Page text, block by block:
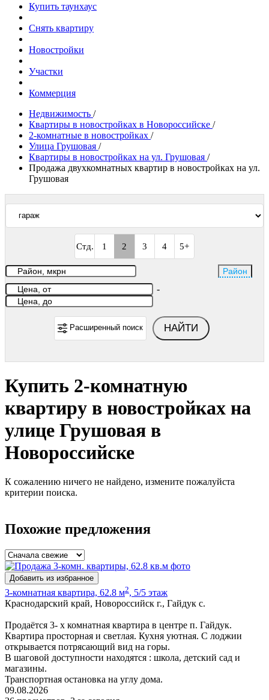
Купить таунхаус
Снять квартиру
Новостройки
Участки
Коммерция
Недвижимость /
Квартиры в новостройках в Новороссийске /
2-комнатные в новостройках /
Улица Грушовая /
Квартиры в новостройках на ул. Грушовая /
Продажа двухкомнатных квартир в новостройках на ул.
Грушовая
Стд. 1 2 3 4 5+
Район
-
Расширенный поиск НАЙТИ
Купить 2-комнатную
квартиру в новостройках на
улице Грушовая в
Новороссийске
К сожалению ничего не найдено, измените пожалуйста
критерии поиска.
Похожие предложения
Добавить из избранное
3-комнатная квартира, 62.8 м2, 5/5 этаж
Краснодарский край, Новороссийск г., Гайдук с.
Продаётся 3- х комнатная квартира в центре п. Гайдук.
Квартира просторная и светлая. Кухня уютная. С лоджии
открывается потрясающий вид на горы.
В шаговой доступности находятся : школа, детский сад и
магазины.
Транспортная остановка на углу дома.
09.08.2026